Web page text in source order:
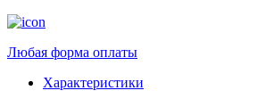
Любая форма оплаты
Характеристики